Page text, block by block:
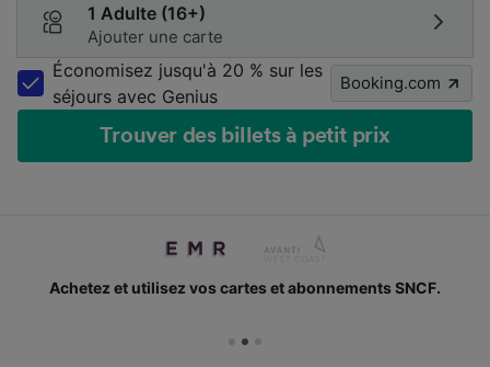
1 Adulte (16+)
Ajouter une carte
Économisez jusqu'à 20 % sur les
séjours avec Genius
Booking.com
Trouver des billets à petit prix
Achetez et utilisez vos cartes et abonnements SNCF.